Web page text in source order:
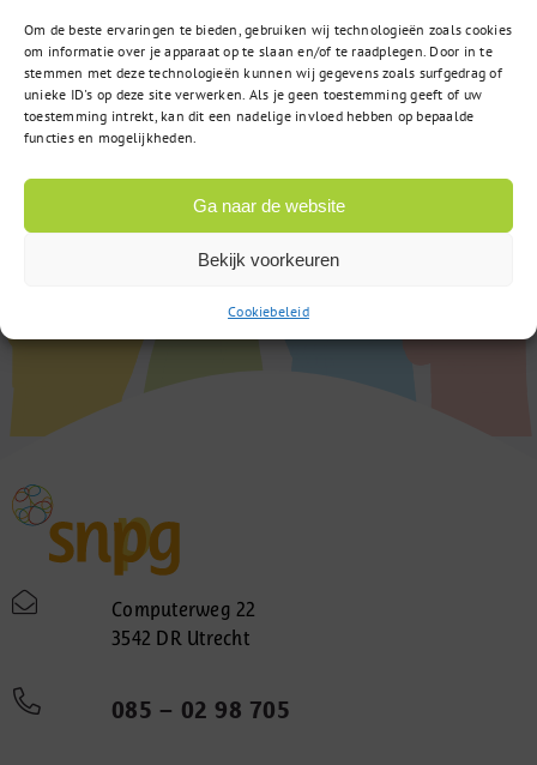
Om de beste ervaringen te bieden, gebruiken wij technologieën zoals cookies
om informatie over je apparaat op te slaan en/of te raadplegen. Door in te
stemmen met deze technologieën kunnen wij gegevens zoals surfgedrag of
unieke ID's op deze site verwerken. Als je geen toestemming geeft of uw
toestemming intrekt, kan dit een nadelige invloed hebben op bepaalde
functies en mogelijkheden.
Ga naar de website
Bekijk voorkeuren
Cookiebeleid
Computerweg 22
3542 DR Utrecht
085 – 02 98 705